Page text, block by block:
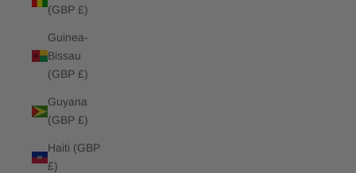
(GBP £)
Guinea-
Bissau
(GBP £)
Guyana
(GBP £)
Haiti (GBP
£)